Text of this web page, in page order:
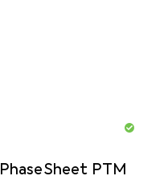
PhaseSheet PTM